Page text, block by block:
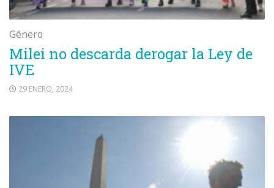
Género
Milei no descarda derogar la Ley de
IVE
29 ENERO, 2024